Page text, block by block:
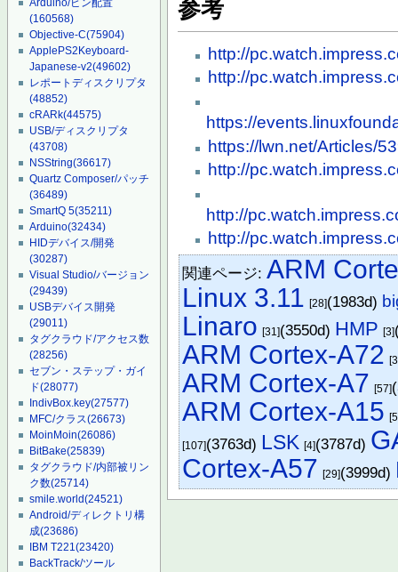
Arduino/ピン配置
(160568)
Objective-C(75904)
ApplePS2Keyboard-
Japanese-v2(49602)
レポートディスクリプタ
(48852)
cRARk(44575)
USB/ディスクリプタ
(43708)
NSString(36617)
Quartz Composer/パッチ
(36489)
SmartQ 5(35211)
Arduino(32434)
HIDデバイス/開発
(30287)
Visual Studio/バージョン
(29439)
USBデバイス開発
(29011)
タグクラウド/アクセス数
(28256)
セブン・ステップ・ガイ
ド(28077)
IndivBox.key(27577)
MFC/クラス(26673)
MoinMoin(26086)
BitBake(25839)
タグクラウド/内部被リン
ク数(25714)
smile.world(24521)
Android/ディレクトリ構
成(23686)
IBM T221(23420)
BackTrack/ツール
参考
http://
http://
https://
https://lwn.net/Articles/
http://
http://
http://
関連ページ:ARM
Linux 3.11 [28](1983d)
Linaro [31](3550d) HMP [3]
ARM Cortex-A72
ARM Cortex-A7 [57]
ARM Cortex-A15
[107](3763d) LSK [4](3787d)
Cortex-A57 [29](3999d)